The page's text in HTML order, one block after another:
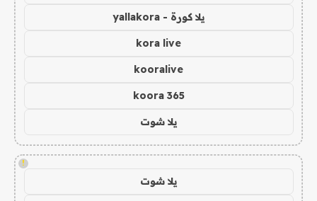
يلا كورة - yallakora
kora live
kooralive
koora 365
يلا شوت
!
يلا شوت